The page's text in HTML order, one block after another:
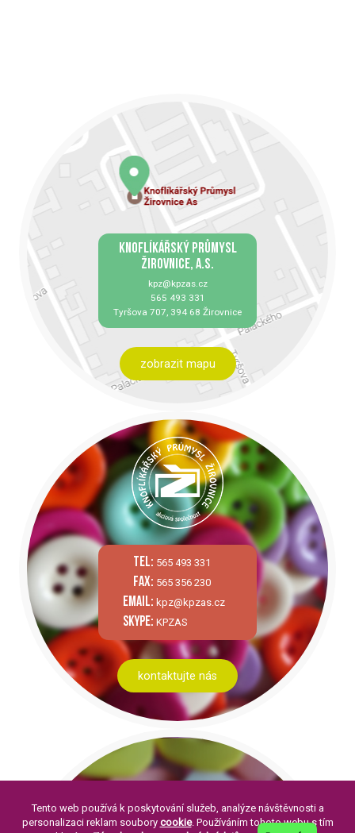
KNOFLÍKÁŘSKÝ PRŮMYSL
ŽIROVNICE, A.S.
kpz@kpzas.cz
565 493 331
Tyršova 707, 394 68 Žirovnice
zobrazit mapu
tel: 565 493 331
fax: 565 356 230
email: kpz@kpzas.cz
skype: KPZAS
kontaktujte nás
Tento web používá k poskytování služeb, analýze návštěvnosti a
personalizaci reklam soubory cookie. Používáním tohoto webu s tím